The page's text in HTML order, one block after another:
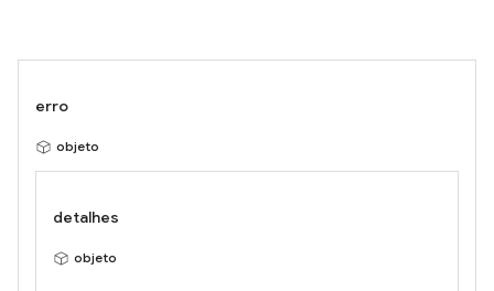
erro
objeto
detalhes
objeto